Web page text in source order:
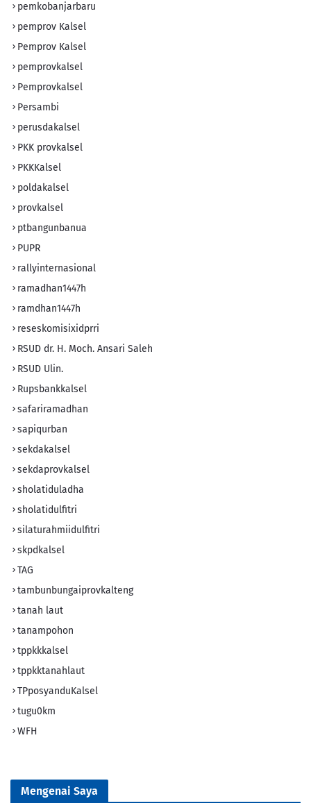
pemkobanjarbaru
pemprov Kalsel
Pemprov Kalsel
pemprovkalsel
Pemprovkalsel
Persambi
perusdakalsel
PKK provkalsel
PKKKalsel
poldakalsel
provkalsel
ptbangunbanua
PUPR
rallyinternasional
ramadhan1447h
ramdhan1447h
reseskomisixidprri
RSUD dr. H. Moch. Ansari Saleh
RSUD Ulin.
Rupsbankkalsel
safariramadhan
sapiqurban
sekdakalsel
sekdaprovkalsel
sholatiduladha
sholatidulfitri
silaturahmiidulfitri
skpdkalsel
TAG
tambunbungaiprovkalteng
tanah laut
tanampohon
tppkkkalsel
tppkktanahlaut
TPposyanduKalsel
tugu0km
WFH
Mengenai Saya